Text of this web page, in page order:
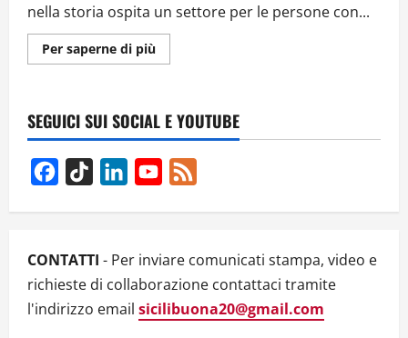
nella storia ospita un settore per le persone con...
Per saperne di piùUlteriori
informazioni
DIVENTA
INCLUSIVA:
A
VA
IN
SCENA
TRAVIATA
DEI
SEGNI,
E’
UN
SUCCESSO
SEGUICI SUI SOCIAL E YOUTUBE
Facebook
TikTok LinkedInYouTube
CONTATTI - Per inviare comunicati stampa, video e
richieste di collaborazione contattaci tramite
l'indirizzo email sicilibuona20@gmail.com